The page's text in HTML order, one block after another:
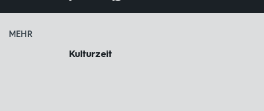
MEHR
Kulturzeit